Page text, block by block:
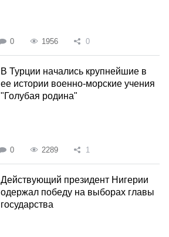
0 1956 0
В Турции начались крупнейшие в
ее истории военно-морские учения
"Голубая родина"
0 2289 1
Действующий президент Нигерии
одержал победу на выборах главы
государства